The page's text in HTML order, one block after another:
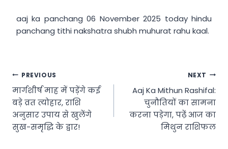
aaj ka panchang 06 November 2025 today hindu
panchang tithi nakshatra shubh muhurat rahu kaal.
Post
navigation
PREVIOUS
मार्गशीर्ष माह में पड़ेंगे कई
बड़े व्रत त्योहार, राशि
अनुसार उपाय से खुलेंगे
सुख-समृद्धि के द्वार!
NEXT
Aaj Ka Mithun Rashifal:
चुनौतियों का सामना
करना पड़ेगा, पढ़ें आज का
मिथुन राशिफल